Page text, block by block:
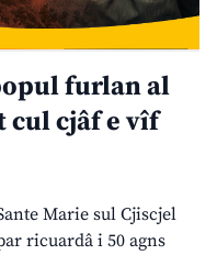
furlan al
cul cjâf e vîf
Marie sul Cjiscjel
ricuardâ i 50 agns